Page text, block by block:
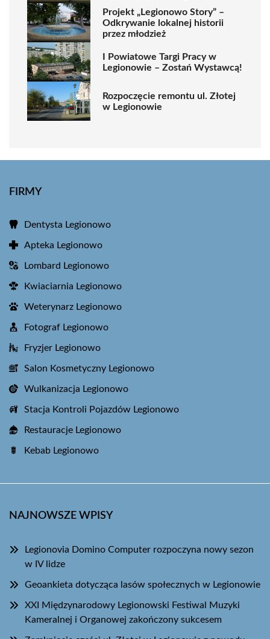
Projekt „Legionowo Story” –
Odkrywanie lokalnej historii
przez młodzież
I Powiatowe Targi Pracy w
Legionowie – Zostań Wystawcą!
Rozpoczęcie remontu ul. Złotej
w Legionowie
FIRMY
Dentysta Legionowo
Apteka Legionowo
Lombard Legionowo
Kwiaciarnia Legionowo
Weterynarz Legionowo
Fotograf Legionowo
Fryzjer Legionowo
Salon Kosmetyczny Legionowo
Wulkanizacja Legionowo
Stacja Kontroli Pojazdów Legionowo
Restauracje Legionowo
Kebab Legionowo
NAJNOWSZE WPISY
Legionovia Domino Computer rozpoczyna nowy sezon
w IV lidze
Geoankieta dotycząca lasów społecznych w Legionowie
XXI Międzynarodowy Legionowski Festiwal Muzyki
Kameralnej i Organowej zakończony sukcesem